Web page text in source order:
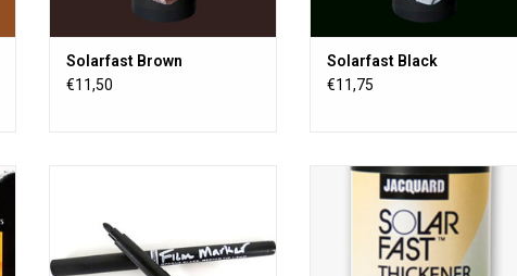
Solarfast Brown
€11,50
Solarfast Black
€11,75
Verwenden Sie den Marker
zusammen mit unserem
SolarFast Film und SolarFast
SolarFast-Verdicker wird
verwendet, um die Viskosität von
SolarFast-Farbstoffen für
Siebdruckanwendungen zu
erhöhen.